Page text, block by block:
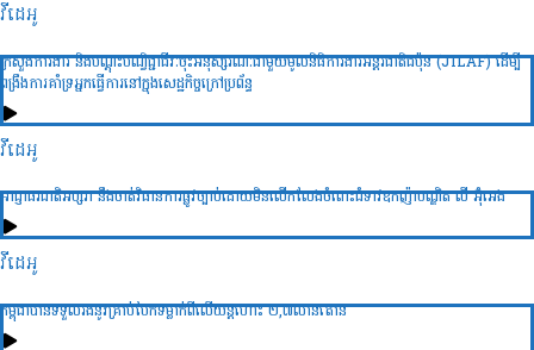
វីដេអូ
ក្រសួងការងារ និងបណ្ដុះបណ្វិជ្ជាជីវៈចុះអនុស្សរណៈជាមួយមូលនិធិការងារអន្ដរជាតិជប៉ុន (JILAF) ដើម្បី
ពង្រឹងការគាំទ្រអ្នកធ្វើការនៅក្នុងសេដ្ឋកិច្ចក្រៅប្រព័ន្ធ
វីដេអូ
អាជ្ញាធរជាតិអប្សរា នឹងចាត់វិធានការផ្លូវច្បាប់ដោយមិនលើកលែងចំពោះជំទាវឧកញ៉ាបណ្ឌិត លី អ៊ុំអេង
វីដេអូ
កម្ពុជាបានទទួលរងនូវគ្រាប់បែកទម្លាក់ពីលើយន្តហោះ ២,៧លានតោន